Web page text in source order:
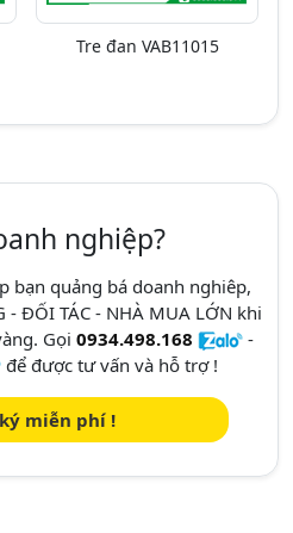
Tre đan VAB11015
nghiệp?
bạn quảng bá doanh nghiêp,
- ĐỐI TÁC - NHÀ MUA LỚN khi
Gọi 0934.498.168
-
để được tư vấn và hỗ trợ !
miễn phí !